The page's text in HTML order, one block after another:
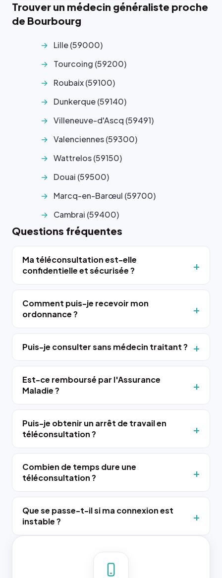
Trouver un médecin généraliste proche
de Bourbourg
Lille (59000)
Tourcoing (59200)
Roubaix (59100)
Dunkerque (59140)
Villeneuve-d'Ascq (59491)
Valenciennes (59300)
Wattrelos (59150)
Douai (59500)
Marcq-en-Barœul (59700)
Cambrai (59400)
Questions fréquentes
Ma téléconsultation est-elle
confidentielle et sécurisée ?
Comment puis-je recevoir mon
ordonnance ?
Puis-je consulter sans médecin traitant ?
Est-ce remboursé par l'Assurance
Maladie ?
Puis-je obtenir un arrêt de travail en
téléconsultation ?
Combien de temps dure une
téléconsultation ?
Que se passe-t-il si ma connexion est
instable ?